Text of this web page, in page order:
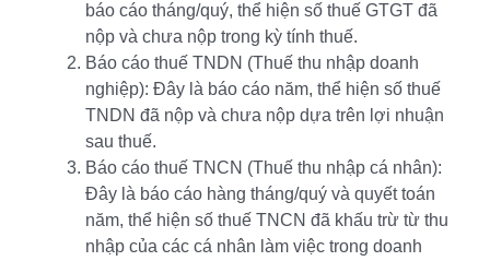
báo cáo tháng/quý, thể hiện số thuế GTGT đã
nộp và chưa nộp trong kỳ tính thuế.
Báo cáo thuế TNDN (Thuế thu nhập doanh
nghiệp): Đây là báo cáo năm, thể hiện số thuế
TNDN đã nộp và chưa nộp dựa trên lợi nhuận
sau thuế.
Báo cáo thuế TNCN (Thuế thu nhập cá nhân):
Đây là báo cáo hàng tháng/quý và quyết toán
năm, thể hiện số thuế TNCN đã khấu trừ từ thu
nhập của các cá nhân làm việc trong doanh